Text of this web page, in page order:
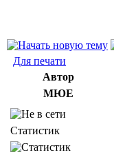
Для печати
Автор
МЮЕ
Статистик